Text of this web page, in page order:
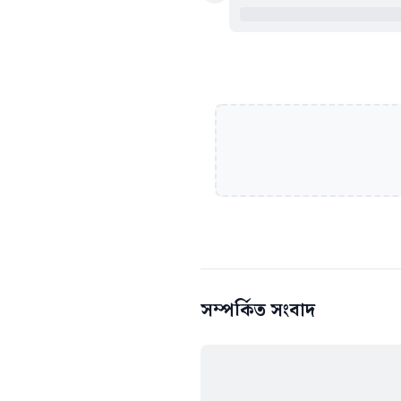
সম্পর্কিত সংবাদ